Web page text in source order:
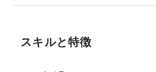
スキルと特徴